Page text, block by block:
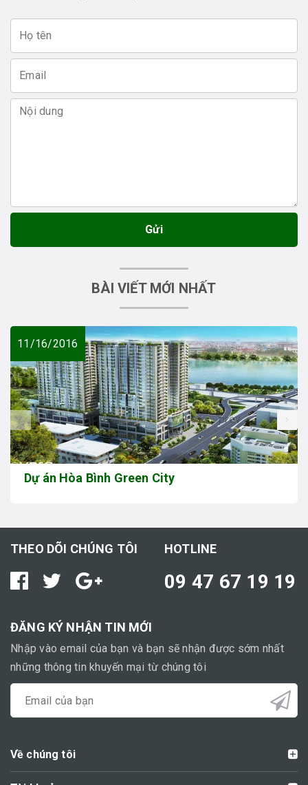
Gửi
BÀI VIẾT MỚI NHẤT
11/16/2016
Dự án Hòa Bình Green City
prev
THEO DÕI CHÚNG TÔI HOTLINE
09 47 67 19 19
ĐĂNG KÝ NHẬN TIN MỚI
Nhập vào email của bạn và bạn sẽ nhận được sớm nhất
những thông tin khuyến mại từ chúng tôi
Về chúng tôi